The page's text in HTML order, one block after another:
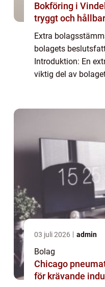
Bokföring i
tryggt och
Extra
bolagets
Introduktion: En
viktig del av
03 juli 2026 admin
Bolag
Chicago pneumatic
för krävande